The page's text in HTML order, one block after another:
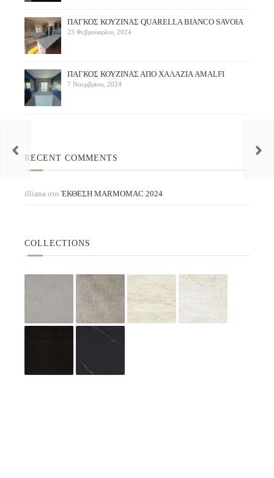
ΠΑΓΚΟΣ ΚΟΥΖΙΝΑΣ QUARELLA BIANCO SAVOIA
23 Φεβρουαρίου, 2024
ΠAΓΚΟΣ ΚΟΥΖΙΝΑΣ ΑΠΟ ΧΑΛΑΖΙΑ AMALFI
7 Νοεμβρίου, 2024
RECENT COMMENTS
illiana στοΈΚΘΕΣΗ ΜARMOMAC 2024
COLLECTIONS